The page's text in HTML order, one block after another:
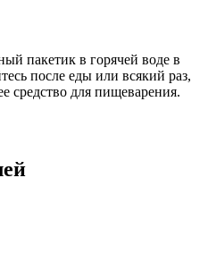
пакетик в горячей воде в
после еды или всякий раз,
средство для пищеварения.